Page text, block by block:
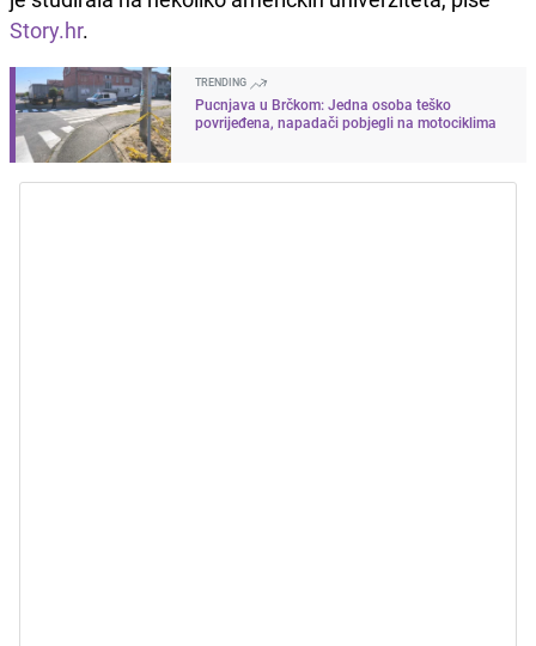
Story.hr.
TRENDING
Pucnjava u Brčkom: Jedna osoba teško
povrijeđena, napadači pobjegli na motociklima